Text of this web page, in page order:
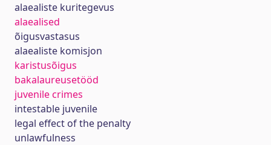
alaealiste kuritegevus
alaealised
õigusvastasus
alaealiste komisjon
karistusõigus
bakalaureusetööd
juvenile crimes
intestable juvenile
legal effect of the penalty
unlawfulness